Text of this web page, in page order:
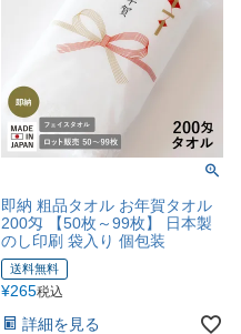
即納 粗品タオル お年賀タオル
200匁 【50枚～99枚】 日本製
のし印刷 袋入り 個包装
送料無料
¥265税込
詳細を見る